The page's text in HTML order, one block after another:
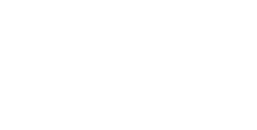
赫赫。乌塔玛本人也是在祖父博沃的坚持下才答
梦（李萌萌 饰）。他算计利益得失，她却赌上了
香港新一代的愛情面面觀，其中「Truth orDare」